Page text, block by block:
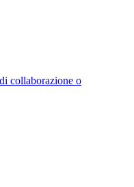
collaborazione o